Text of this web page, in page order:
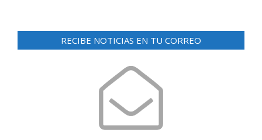
RECIBE NOTICIAS EN TU CORREO